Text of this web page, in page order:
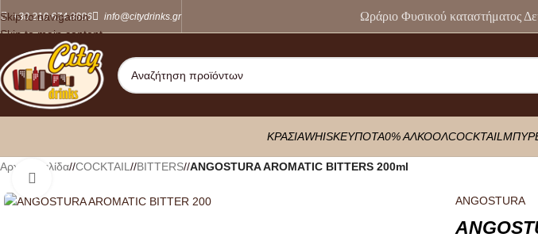
Skip to navigation
Skip to main content
+30 210 674 8886 info@citydrinks.gr Ωράριο Φυσικού καταστήματος
ΚΡΑΣΙΑWHISKEYΠΟΤΑ0% ΑΛΚΟΟΛCOCKTAIL
Αρχική σελίδα/ COCKTAIL / BITTERS/ ANGOSTURA AROMATIC BITTERS 200ml
ANGOSTURA